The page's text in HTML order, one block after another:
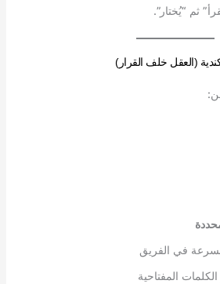
ثم “يُختار”.
(العقل خلف القرار)
في الفريق
المفتاحية